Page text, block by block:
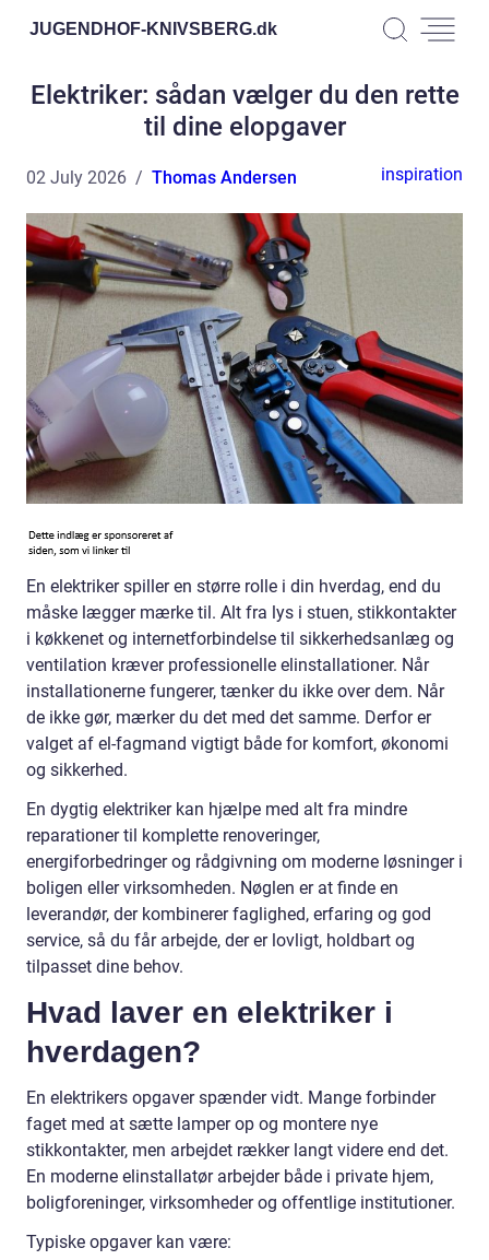
JUGENDHOF-KNIVSBERG.dk
Elektriker: sådan vælger du den rette
til dine elopgaver
02 July 2026 Thomas Andersen inspiration
En elektriker spiller en større rolle i din hverdag, end du
måske lægger mærke til. Alt fra lys i stuen, stikkontakter
i køkkenet og internetforbindelse til sikkerhedsanlæg og
ventilation kræver professionelle elinstallationer. Når
installationerne fungerer, tænker du ikke over dem. Når
de ikke gør, mærker du det med det samme. Derfor er
valget af el-fagmand vigtigt både for komfort, økonomi
og sikkerhed.
En dygtig elektriker kan hjælpe med alt fra mindre
reparationer til komplette renoveringer,
energiforbedringer og rådgivning om moderne løsninger i
boligen eller virksomheden. Nøglen er at finde en
leverandør, der kombinerer faglighed, erfaring og god
service, så du får arbejde, der er lovligt, holdbart og
tilpasset dine behov.
Hvad laver en elektriker i
hverdagen?
En elektrikers opgaver spænder vidt. Mange forbinder
faget med at sætte lamper op og montere nye
stikkontakter, men arbejdet rækker langt videre end det.
En moderne elinstallatør arbejder både i private hjem,
boligforeninger, virksomheder og offentlige institutioner.
Typiske opgaver kan være: